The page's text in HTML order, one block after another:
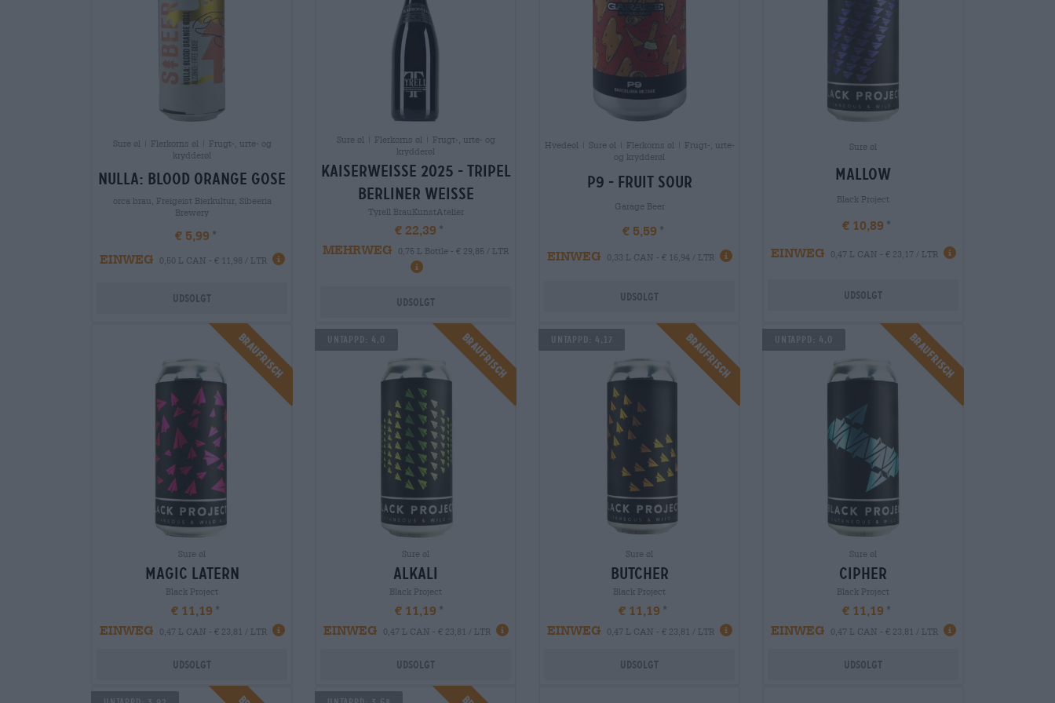
Sure øl | Flerkorns øl | Frugt-, urte- og
krydderøl
nulla: blood orange gose
orca brau, Freigeist Bierkultur, Sibeeria
Brewery
€ 5,99
EINWEG
0,50 L CAN - € 11,98 / LTR
Udsolgt
Sure øl | Flerkorns øl | Frugt-, urte- og
krydderøl
kaiserweisse 2025 - tripel
berliner weisse
Tyrell BrauKunstAtelier
€ 22,39
MEHRWEG
0,75 L Bottle - € 29,85 / LTR
Udsolgt
Hvedeøl | Sure øl | Flerkorns øl | Frugt-, urte-
og krydderøl
p9 - fruit sour
Garage Beer
€ 5,59
EINWEG
0,33 L CAN - € 16,94 / LTR
Udsolgt
Sure øl
mallow
Black Project
€ 10,89
EINWEG
0,47 L CAN - € 23,17 / LTR
Udsolgt
Braufrisch
Sure øl
magic latern
Black Project
€ 11,19
EINWEG
0,47 L CAN - € 23,81 / LTR
Udsolgt
Braufrisch
Untappd: 4,0
Sure øl
alkali
Black Project
€ 11,19
EINWEG
0,47 L CAN - € 23,81 / LTR
Udsolgt
Braufrisch
Untappd: 4,17
Sure øl
butcher
Black Project
€ 11,19
EINWEG
0,47 L CAN - € 23,81 / LTR
Udsolgt
Braufrisch
Untappd: 4,0
Sure øl
cipher
Black Project
€ 11,19
EINWEG
0,47 L CAN - € 23,81 / LTR
Udsolgt